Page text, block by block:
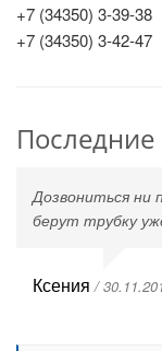
+7 (34350) 3‑39-38
+7 (34350) 3‑42-47
Дозвониться ни
берут трубку
Ксения/